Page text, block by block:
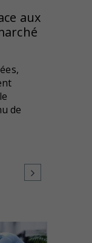
aux
de